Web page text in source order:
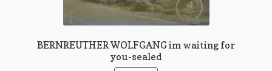
BERNREUTHER WOLFGANG im waiting for
you-sealed